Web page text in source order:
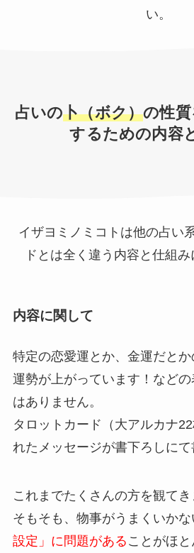
い。
占いの卜（ボク）の性
するための内容
イザヨミノミコトは他の占い
ドとは全く違う内容と仕組み
内容に関して
特定の恋愛運とか、金運だとか
運勢が上がっています！など
はありません。
タロットカード（大アルカナ
れたメッセージが書下ろしにて
これまでたくさんの方を観てき
そもそも、物事がうまくいかな
設定」に問題がある ことがほと